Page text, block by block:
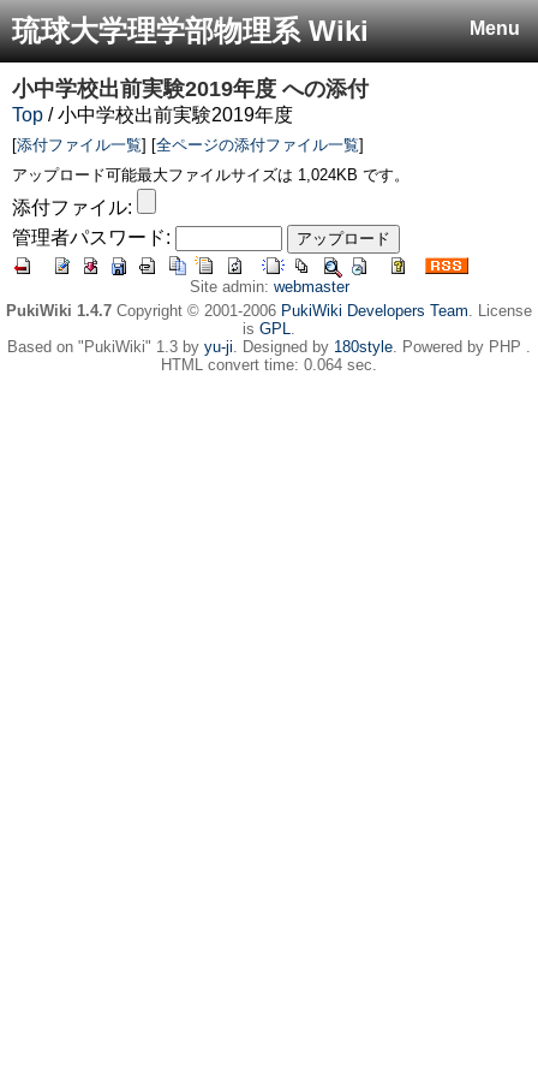
Menu
琉球大学理学部物理系 Wiki
小中学校出前実験2019年度 への添付
Top / 小中学校出前実験2019年度
[添付ファイル一覧] [全ページの添付ファイル一覧]
アップロード可能最大ファイルサイズは 1,024KB です。
添付ファイル:
管理者パスワード:
Site admin: webmaster
PukiWiki 1.4.7 Copyright © 2001-2006 PukiWiki Developers Team. License
is GPL.
Based on "PukiWiki" 1.3 by yu-ji. Designed by 180style. Powered by PHP .
HTML convert time: 0.064 sec.